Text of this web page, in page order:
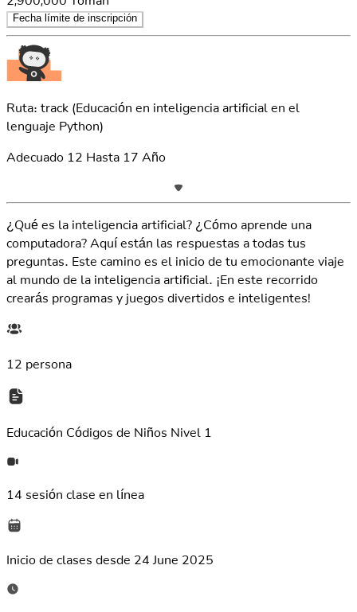
Fecha límite de inscripción
Ruta: track (Educación en inteligencia artificial en el
lenguaje Python)
Adecuado 12 Hasta 17 Año
¿Qué es la inteligencia artificial? ¿Cómo aprende una
computadora? Aquí están las respuestas a todas tus
preguntas. Este camino es el inicio de tu emocionante viaje
al mundo de la inteligencia artificial. ¡En este recorrido
crearás programas y juegos divertidos e inteligentes!
12 persona
Educación Códigos de Niños Nivel 1
14 sesión clase en línea
Inicio de clases desde 24 June 2025